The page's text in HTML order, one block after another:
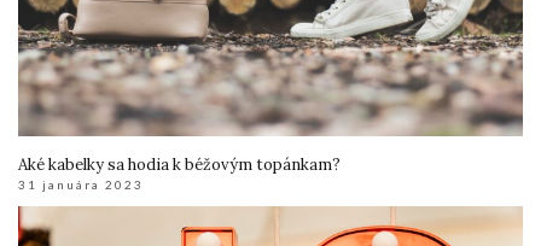
Aké kabelky sa hodia k béžovým topánkam?
31 januára 2023